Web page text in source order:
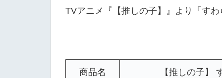
TVアニメ『【推しの子】』より「す
商品名 【推しの子】